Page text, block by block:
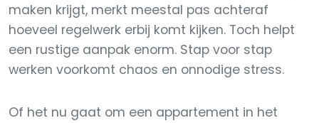
maken krijgt, merkt meestal pas achteraf
hoeveel regelwerk erbij komt kijken. Toch helpt
een rustige aanpak enorm. Stap voor stap
werken voorkomt chaos en onnodige stress.
Of het nu gaat om een appartement in het